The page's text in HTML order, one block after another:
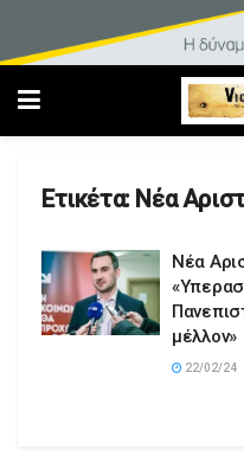
Ετικέτα: Νέα
Νέα
μέλλον»
22/02/24